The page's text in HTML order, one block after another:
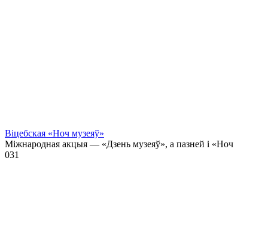
Віцебская «Ноч музеяў»
Міжнародная акцыя — «Дзень музеяў», а пазней і «Ноч
031